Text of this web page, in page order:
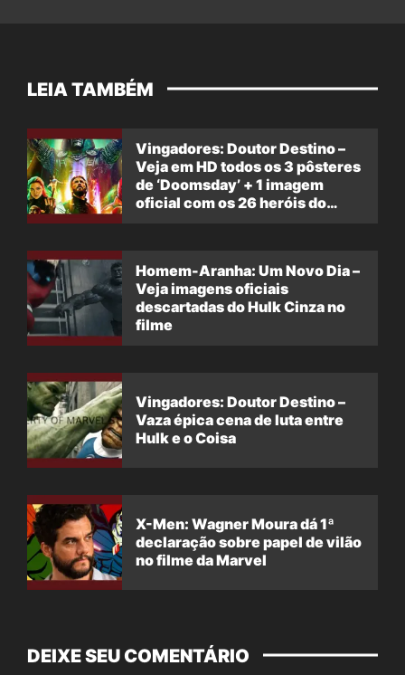
LEIA TAMBÉM
Vingadores: Doutor Destino –
Veja em HD todos os 3 pôsteres
de ‘Doomsday’ + 1 imagem
oficial com os 26 heróis do
Homem-Aranha: Um Novo Dia –
Veja imagens oficiais
descartadas do Hulk Cinza no
filme
Vingadores: Doutor Destino –
Vaza épica cena de luta entre
Hulk e o Coisa
X-Men: Wagner Moura dá 1ª
declaração sobre papel de vilão
no filme da Marvel
DEIXE SEU COMENTÁRIO